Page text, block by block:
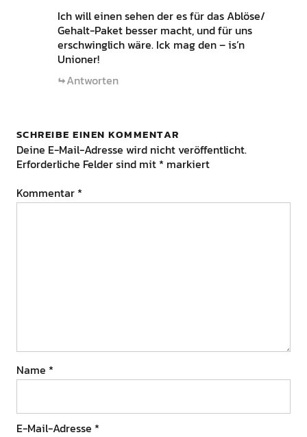
Ich will einen sehen der es für das Ablöse/
Gehalt-Paket besser macht, und für uns
erschwinglich wäre. Ick mag den – is’n
Unioner!
Antworten
SCHREIBE EINEN KOMMENTAR
Deine E-Mail-Adresse wird nicht veröffentlicht.
Erforderliche Felder sind mit * markiert
Kommentar *
Name *
E-Mail-Adresse *